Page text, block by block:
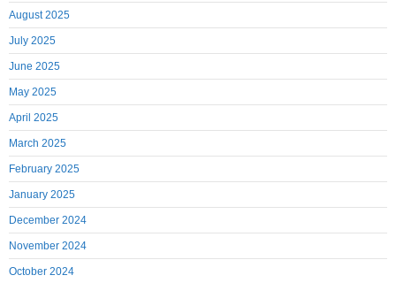
August 2025
July 2025
June 2025
May 2025
April 2025
March 2025
February 2025
January 2025
December 2024
November 2024
October 2024